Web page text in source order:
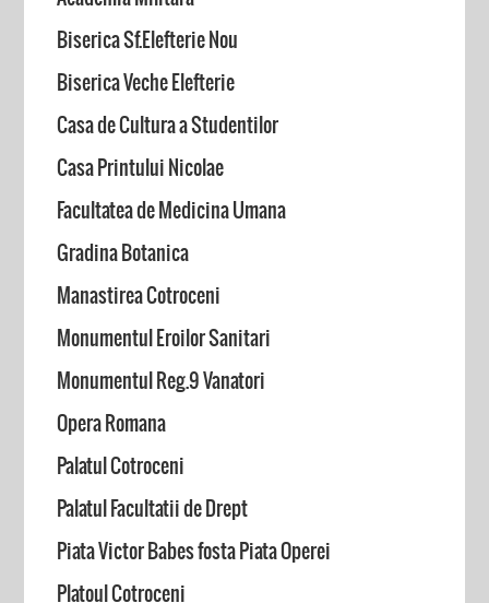
Biserica Sf.Elefterie Nou
Biserica Veche Elefterie
Casa de Cultura a Studentilor
Casa Printului Nicolae
Facultatea de Medicina Umana
Gradina Botanica
Manastirea Cotroceni
Monumentul Eroilor Sanitari
Monumentul Reg.9 Vanatori
Opera Romana
Palatul Cotroceni
Palatul Facultatii de Drept
Piata Victor Babes fosta Piata Operei
Platoul Cotroceni